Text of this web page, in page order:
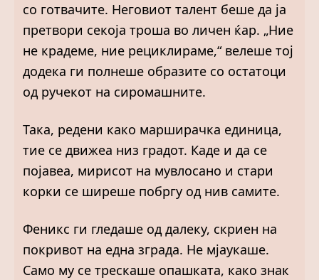
со готвачите. Неговиот талент беше да ја
претвори секоја троша во личен ќар. „Ние
не крадеме, ние рециклираме,“ велеше тој
додека ги полнеше образите со остатоци
од ручекот на сиромашните.
Така, редени како марширачка единица,
тие се движеа низ градот. Каде и да се
појавеа, мирисот на мувлосано и стари
корки се ширеше побргу од нив самите.
Феникс ги гледаше од далеку, скриен на
покривот на една зграда. Не мјаукаше.
Само му се трескаше опашката, како знак